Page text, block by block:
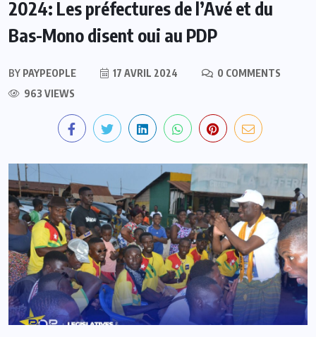
2024: Les préfectures de l’Avé et du
Bas-Mono disent oui au PDP
BY PAYPEOPLE 17 AVRIL 2024
0 COMMENTS
963 VIEWS